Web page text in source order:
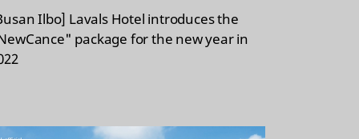
Ilbo] Lavals Hotel introduces the
package for the new year in